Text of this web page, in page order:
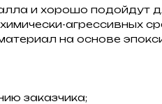
и хорошо подойдут
агрессивных
на основе
заказчика;